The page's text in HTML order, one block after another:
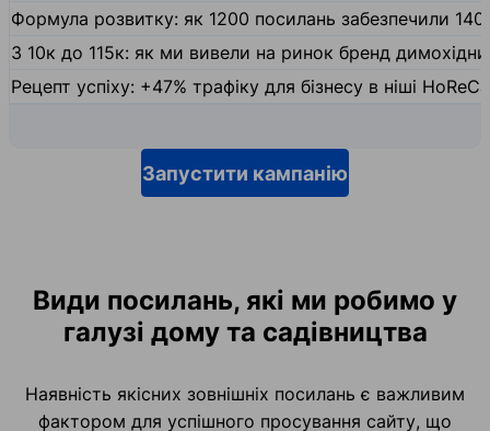
Формула розвитку: як 1200 посилань забезпечили
З 10к до 115к: як ми вивели на ринок бренд
Рецепт успіху: +47% трафіку для бізнесу в ніші HoReCa
Запустити кампанію
Види посилань, які ми робимо у
галузі дому та садівництва
Наявність якісних зовнішніх посилань є важливим
фактором для успішного просування сайту, що